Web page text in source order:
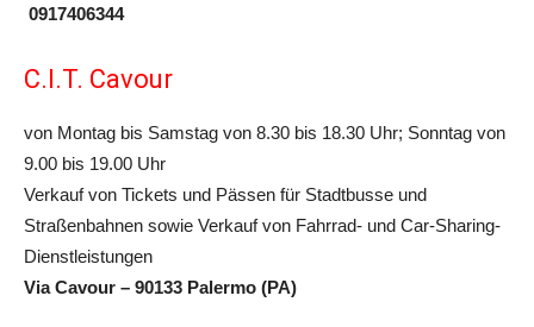
0917406344
C.I.T. Cavour
von Montag bis Samstag von 8.30 bis 18.30 Uhr; Sonntag von
9.00 bis 19.00 Uhr
Verkauf von Tickets und Pässen für Stadtbusse und
Straßenbahnen sowie Verkauf von Fahrrad- und Car-Sharing-
Dienstleistungen
Via Cavour – 90133 Palermo (PA)